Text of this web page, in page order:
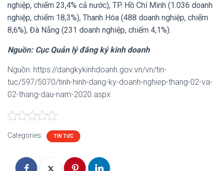
nghiệp, chiếm 23,4% cả nước), TP. Hồ Chí Minh (1.036 doanh
nghiệp, chiếm 18,3%), Thanh Hóa (488 doanh nghiệp, chiếm
8,6%), Đà Nẵng (231 doanh nghiệp, chiếm 4,1%).
Nguồn: Cục Quản lý đăng ký kinh doanh
Nguồn: https://dangkykinhdoanh.gov.vn/vn/tin-
tuc/597/5070/tinh-hinh-dang-ky-doanh-nghiep-thang-02-va-
02-thang-dau-nam-2020.aspx
Categories: TIN TỨC